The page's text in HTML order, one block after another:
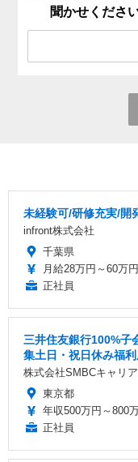
聞かせくださ
未経験可/研修充実/開
infront株式会社
千葉県
月給28万円～60万円
正社員
三井住友銀行100%子
集土日・祝日休み福
株式会社SMBCキャリ
東京都
年収500万円～800
正社員